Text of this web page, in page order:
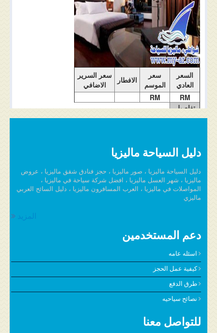
السعر
العادي
سعر
الموسم
الافطار
سعر السرير
الاضافي
RM
RM
تفاصيل
الغرفة
دليل السياحة ماليزيا
دليل السياحة ماليزيا ، صور ماليزيا ، حجز فنادق شقق ماليزيا ، عروض
ماليزيا ، شهر العسل ماليزيا ، افضل شركة سياحة في ماليزيا ،
المواصلات في ماليزيا ، العرب المسافرون ماليزيا ، دليل السائح العربي
ماليزي
المزيد
دعم المستخدمين
اسئله عامه
كيفية عمل الحجز
طرق الدفع
نصائح سياحيه
للتواصل معنا